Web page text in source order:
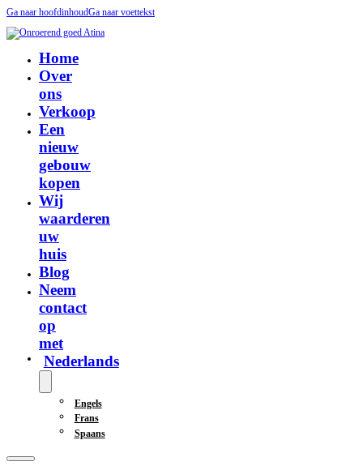
Ga naar hoofdinhoudGa naar voettekst
Home
Over
ons
Verkoop
Een
nieuw
gebouw
kopen
Wij
waarderen
uw
huis
Blog
Neem
contact
op
met
Nederlands
Engels
Frans
Spaans